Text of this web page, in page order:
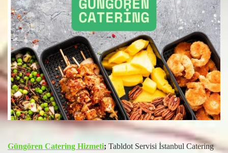
Güngören Catering Hizmeti; Tabldot Servisi İstanbul Catering